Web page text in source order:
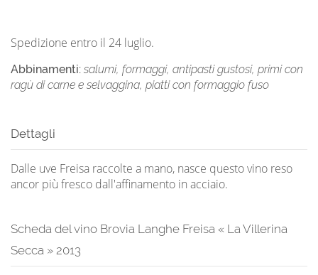
Spedizione entro il 24 luglio.
Abbinamenti: salumi, formaggi, antipasti gustosi, primi con
ragù di carne e selvaggina, piatti con formaggio fuso
Dettagli
Dalle uve Freisa raccolte a mano, nasce questo vino reso
ancor più fresco dall'affinamento in acciaio.
Scheda del vino Brovia Langhe Freisa « La Villerina
Secca » 2013